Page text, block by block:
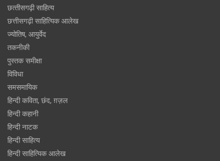
छत्‍तीसगढ़ी साहित्‍य
छत्तीसगढ़ी साहित्यिक आलेख
ज्योतिष, आयुर्वेद
तकनीकी
पुस्‍तक समीक्षा
विविधा
समसमायिक
हिन्दी कविता, छंद, ग़ज़ल
हिन्दी कहानी
हिन्‍दी नाटक
हिन्दी साहित्य
हिन्दी साहित्यिक आलेख